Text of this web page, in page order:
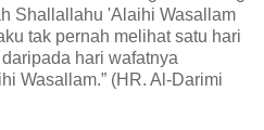
Shallallahu 'Alaihi Wasallam
tak pernah melihat satu hari
hari wafatnya
Wasallam.” (HR. Al-Darimi